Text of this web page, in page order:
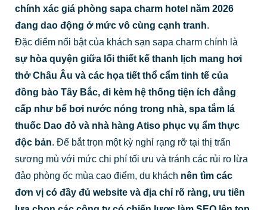
chính xác giá phòng sapa charm hotel năm 2026
đang dao động ở mức vô cùng cạnh tranh.
Đặc điểm nổi bật của khách sạn sapa charm chính là
sự hòa quyện giữa lối thiết kế thanh lịch mang hơi
thở Châu Âu và các họa tiết thổ cẩm tinh tế của
đồng bào Tây Bắc, đi kèm hệ thống tiện ích đẳng
cấp như bể bơi nước nóng trong nhà, spa tắm lá
thuốc Dao đỏ và nhà hàng Atiso phục vụ ẩm thực
độc bản. Để bắt trọn một kỳ nghỉ rạng rỡ tại thị trấn
sương mù với mức chi phí tối ưu và tránh các rủi ro lừa
đảo phòng ốc mùa cao điểm, du khách nên tìm các
đơn vị có đầy đủ website và địa chỉ rõ ràng, ưu tiên